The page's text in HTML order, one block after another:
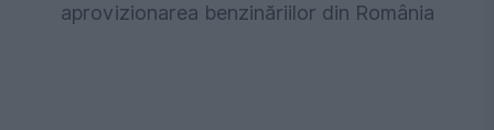
aprovizionarea benzinăriilor din România